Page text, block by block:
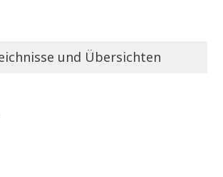
und Übersichten